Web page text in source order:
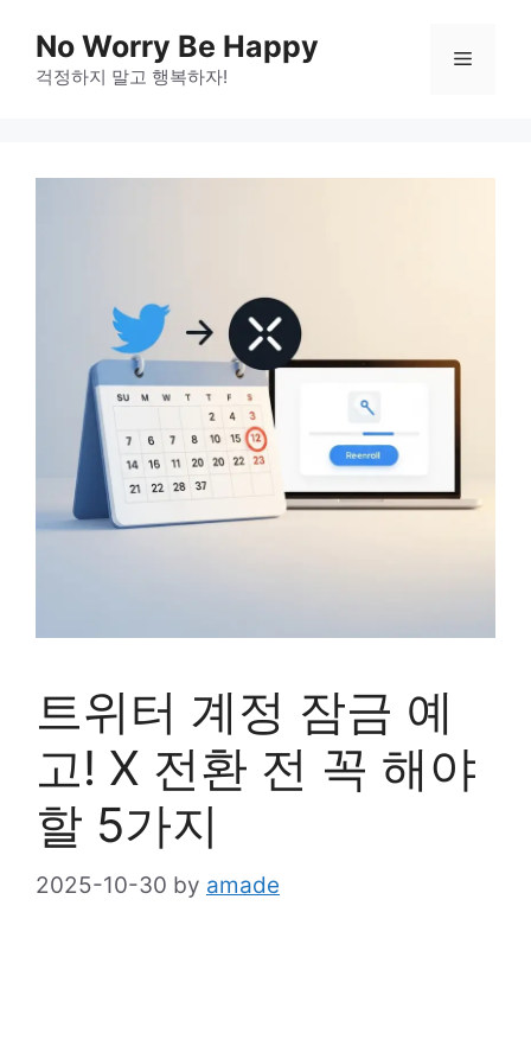
content
No Worry Be Happy
걱정하지 말고 행복하자!
Menu
트위터 계정 잠금 예
고! X 전환 전 꼭 해야
할 5가지
2025-10-30 by amade